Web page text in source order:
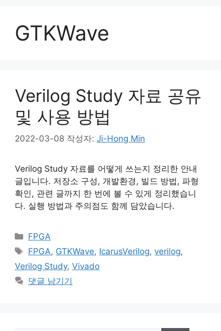
GTKWave
Verilog Study 자료 공유
및 사용 방법
2022-03-08 작성자: Ji-Hong Min
Verilog Study 자료를 어떻게 쓰는지 정리한 안내
글입니다. 저장소 구성, 개발환경, 빌드 방법, 파형
확인, 관련 글까지 한 번에 볼 수 있게 정리했습니
다. 실행 방법과 주의점도 함께 담았습니다.
카
테
리
FPGA
태
그
FPGA, GTKWave, IcarusVerilog,verilog,
Verilog Study, Vivado
댓글 남기기